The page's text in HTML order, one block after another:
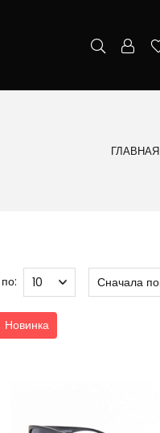
ГЛАВНАЯ
Новинка